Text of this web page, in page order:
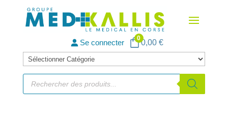
Se connecter 00,00 €
Catégories
de
produits
Recherche
produits